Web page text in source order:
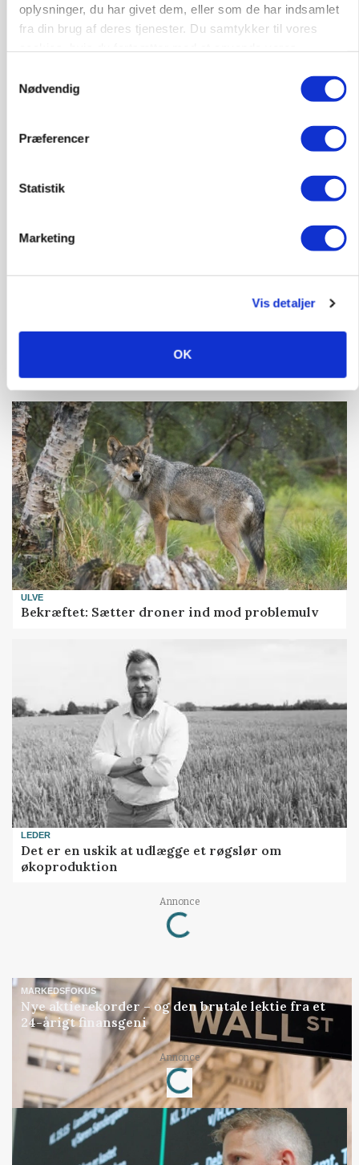
oplysninger, du har givet dem, eller som de har indsamlet
fra din brug af deres tjenester. Du samtykker til vores
Nødvendig
Præferencer
Statistik
Marketing
Vis detaljer
OK
PLANTER
Uændret notering: Spæde lyspunkter i fortsat
presset marked for oksekød
ULVE
Bekræftet: Sætter droner ind mod problemulv
LEDER
Det er en uskik at udlægge et røgslør om
økoproduktion
Annonce
Loading...
MARKEDSFOKUS
Nye aktierekorder – og den brutale lektie fra et
24-årigt finansgeni
Annonce
Loading...